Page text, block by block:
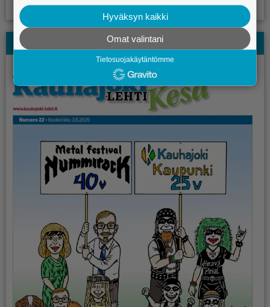
Kauhajoki-lehden Kesälehti
Hyväksyn kaikki
Omat valintani
Tietosuojakäytäntömme